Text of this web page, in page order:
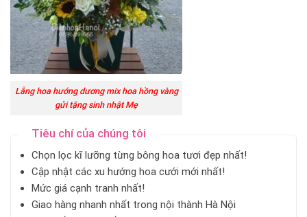
Lẵng hoa hướng dương mix hoa hồng vàng
gửi tặng sinh nhật Mẹ
Tiêu chí của chúng tôi
Chọn lọc kĩ lưỡng từng bông hoa tươi đẹp nhất!
Cập nhật các xu hướng hoa cưới mới nhất!
Mức giá cạnh tranh nhất!
Giao hàng nhanh nhất trong nội thành Hà Nội